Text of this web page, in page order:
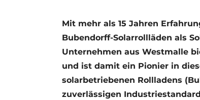
Mit mehr als 15 Jahren
Bubendorff-Solarrollläden als
Unternehmen aus Westmalle
und ist damit ein Pionier in
solarbetriebenen Rollladens
zuverlässigen